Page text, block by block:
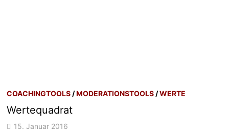
COACHINGTOOLS /MODERATIONSTOOLS /WERTE
Wertequadrat
15. Januar 2016